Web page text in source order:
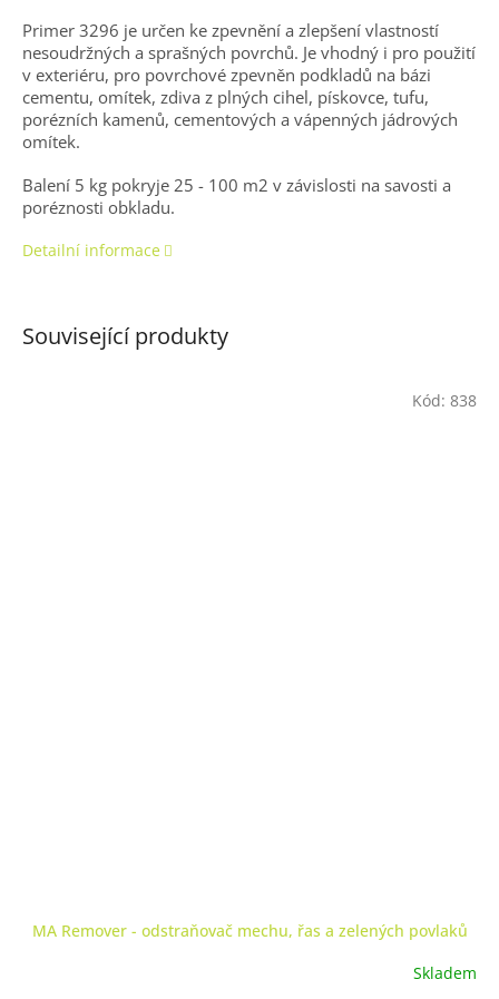
Primer 3296 je určen ke zpevnění a zlepšení vlastností
nesoudržných a sprašných povrchů. Je vhodný i pro použití
v exteriéru, pro povrchové zpevněn podkladů na bázi
cementu, omítek, zdiva z plných cihel, pískovce, tufu,
porézních kamenů, cementových a vápenných jádrových
omítek.
Balení 5 kg pokryje 25 - 100 m2 v závislosti na savosti a
poréznosti obkladu.
Detailní informace
Související produkty
MA Remover - odstraňovač mechu, řas a zelených povlaků
Skladem
Kód: 838